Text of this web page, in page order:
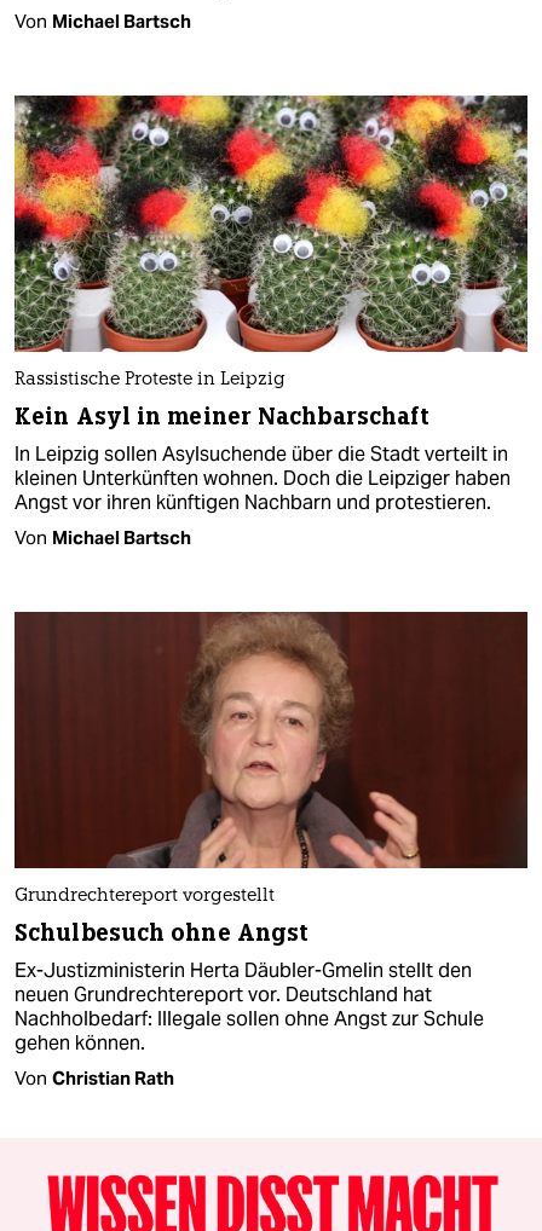
Von Michael Bartsch
Rassistische Proteste in Leipzig
Kein Asyl in meiner Nachbarschaft
In Leipzig sollen Asylsuchende über die Stadt verteilt in
kleinen Unterkünften wohnen. Doch die Leipziger haben
Angst vor ihren künftigen Nachbarn und protestieren.
Von Michael Bartsch
Grundrechtereport vorgestellt
Schulbesuch ohne Angst
Ex-Justizministerin Herta Däubler-Gmelin stellt den
neuen Grundrechtereport vor. Deutschland hat
Nachholbedarf: Illegale sollen ohne Angst zur Schule
gehen können.
Von Christian Rath